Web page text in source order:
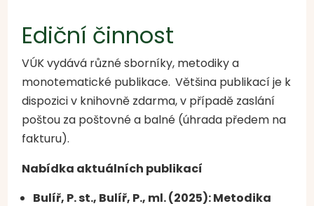
Ediční činnost
VÚK vydává různé sborníky, metodiky a
monotematické publikace. Většina publikací je k
dispozici v knihovně zdarma, v případě zaslání
poštou za poštovné a balné (úhrada předem na
fakturu).
Nabídka aktuálních publikací
Bulíř, P. st., Bulíř, P., ml. (2025): Metodika